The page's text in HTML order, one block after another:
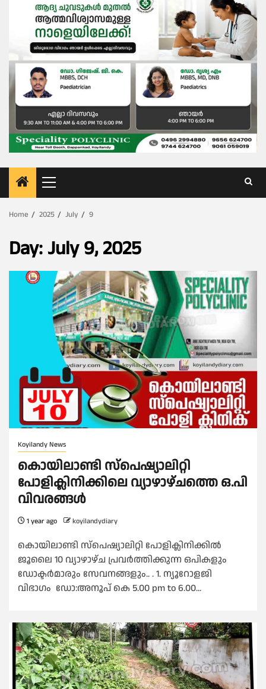
Primary
Menu
Home
2025 July 9
Day:July 9, 2025
Koyilandy News
കൊയിലാണ്ടി സ്പെഷ്യാലിറ്റി
പോളിക്ലിനിക്കിലെ വ്യാഴാഴ്ചത്തെ ഒ.പി
വിവരങ്ങൾ
1 year ago koyilandydiary
കൊയിലാണ്ടി സ്പെഷ്യാലിറ്റി പോളിക്ലിനിക്കിൽ
ജൂലൈ 10 വ്യാഴാഴ്‌ച പ്രവർത്തിക്കുന്ന ഒപികളും
ഡോക്ടർമാരും സേവനങ്ങളും.. . 1. ന്യൂറോളജി
വിഭാഗം ഡോ:അനൂപ് കെ 5.00 pm to 6.00...